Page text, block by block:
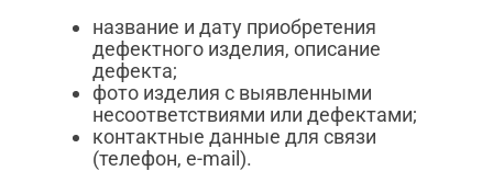
название и дату приобретения
дефектного изделия, описание
дефекта;
фото изделия с выявленными
несоответствиями или дефектами;
контактные данные для связи
(телефон, e-mail).